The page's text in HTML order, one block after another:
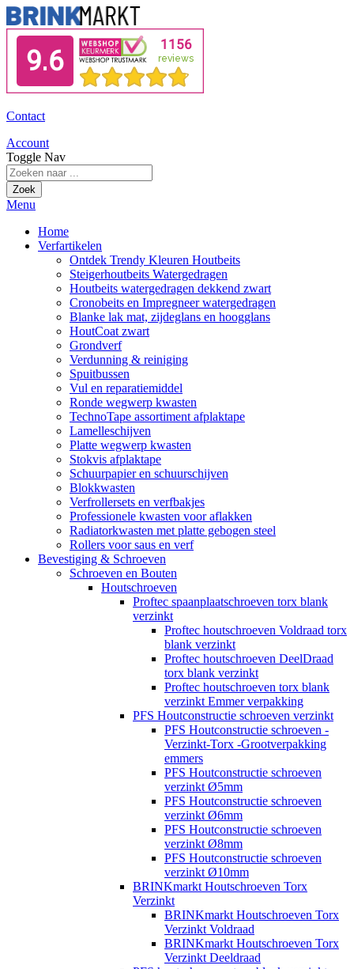
Contact
Account
Toggle Nav
Zoek
Menu
Home
Verfartikelen
Ontdek Trendy Kleuren Houtbeits
Steigerhoutbeits Watergedragen
Houtbeits watergedragen dekkend zwart
Cronobeits en Impregneer watergedragen
Blanke lak mat, zijdeglans en hoogglans
HoutCoat zwart
Grondverf
Verdunning & reiniging
Spuitbussen
Vul en reparatiemiddel
Ronde wegwerp kwasten
TechnoTape assortiment afplaktape
Lamelleschijven
Platte wegwerp kwasten
Stokvis afplaktape
Schuurpapier en schuurschijven
Blokkwasten
Verfrollersets en verfbakjes
Professionele kwasten voor aflakken
Radiatorkwasten met platte gebogen steel
Rollers voor saus en verf
Bevestiging & Schroeven
Schroeven en Bouten
Houtschroeven
Proftec spaanplaatschroeven torx blank
verzinkt
Proftec houtschroeven Voldraad torx
blank verzinkt
Proftec houtschroeven DeelDraad
torx blank verzinkt
Proftec houtschroeven torx blank
verzinkt Emmer verpakking
PFS Houtconstructie schroeven verzinkt
PFS Houtconstructie schroeven -
Verzinkt-Torx -Grootverpakking
emmers
PFS Houtconstructie schroeven
verzinkt Ø5mm
PFS Houtconstructie schroeven
verzinkt Ø6mm
PFS Houtconstructie schroeven
verzinkt Ø8mm
PFS Houtconstructie schroeven
verzinkt Ø10mm
BRINKmarkt Houtschroeven Torx
Verzinkt
BRINKmarkt Houtschroeven Torx
Verzinkt Voldraad
BRINKmarkt Houtschroeven Torx
Verzinkt Deeldraad